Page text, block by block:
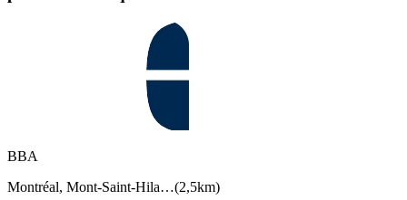
BBA
Montréal, Mont-Saint-Hila…(2,5km)